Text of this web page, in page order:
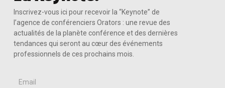
Inscrivez-vous ici pour recevoir la “Keynote” de
l’agence de conférenciers Orators : une revue des
actualités de la planète conférence et des dernières
tendances qui seront au cœur des événements
professionnels de ces prochains mois.